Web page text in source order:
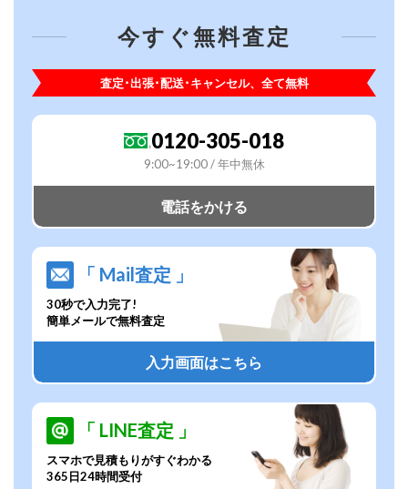
今すぐ無料査定
査定･出張･配送･キャンセル、全て無料
0120-305-018
9:00~19:00 / 年中無休
電話をかける
「 Mail査定 」
30秒で入力完了!
簡単メールで無料査定
入力画面はこちら
「 LINE査定 」
スマホで見積もりがすぐわかる
365日24時間受付